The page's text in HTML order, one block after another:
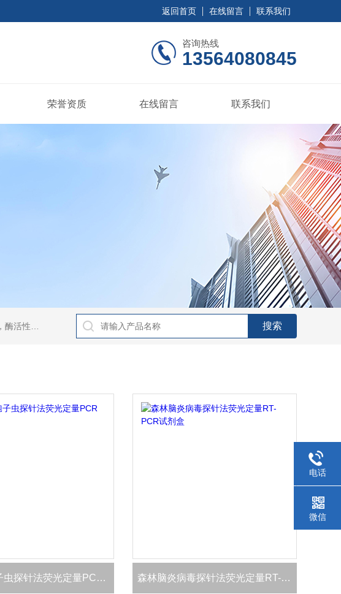
返回首页 在线留言 联系我们
咨询热线
13564080845
荣誉资质 在线留言 联系我们
公司、GE公司公司产品。
卡氏肺孢子虫探针法荧光定量PCR试剂盒 森林脑炎病毒探针法荧光定量RT-PCR试剂盒
电话
微信